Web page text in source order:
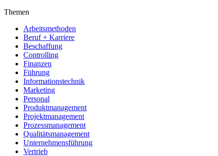
Themen
Arbeitsmethoden
Beruf + Karriere
Beschaffung
Controlling
Finanzen
Führung
Informationstechnik
Marketing
Personal
Produktmanagement
Projektmanagement
Prozessmanagement
Qualitätsmanagement
Unternehmensführung
Vertrieb